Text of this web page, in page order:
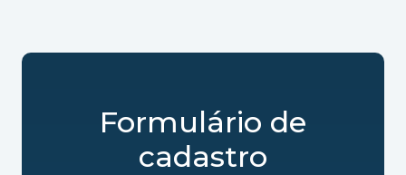
Formulário de
cadastro